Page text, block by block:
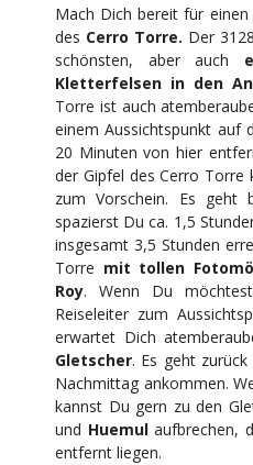
Mach Dich bereit für
des Cerro Torre. Der
schönsten, aber auch
Kletterfelsen in den
Torre ist auch
einem Aussichtspunkt auf
20 Minuten von hier
der Gipfel des Cerro
zum Vorschein. Es geht
spazierst Du ca. 1,5
insgesamt 3,5 Stunden
Torre mit tollen
Roy. Wenn Du
Reiseleiter zum
erwartet Dich
Gletscher. Es geht
Nachmittag ankommen.
kannst Du gern zu den
und Huemulaufbrechen,
entfernt liegen.